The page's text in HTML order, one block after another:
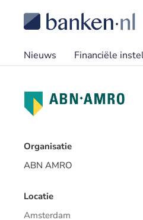
Nieuws Financiële
Organisatie
ABN AMRO
Locatie
Amsterdam